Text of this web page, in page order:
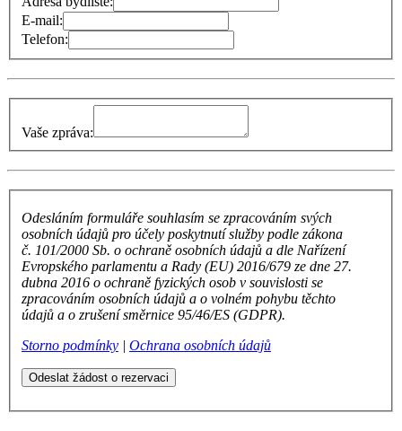
E-mail:
Telefon:
Vaše zpráva:
Odesláním formuláře souhlasím se zpracováním svých
osobních údajů pro účely poskytnutí služby podle zákona
č. 101/2000 Sb. o ochraně osobních údajů a dle Nařízení
Evropského parlamentu a Rady (EU) 2016/679 ze dne 27.
dubna 2016 o ochraně fyzických osob v souvislosti se
zpracováním osobních údajů a o volném pohybu těchto
údajů a o zrušení směrnice 95/46/ES (GDPR).
Storno podmínky | Ochrana osobních údajů